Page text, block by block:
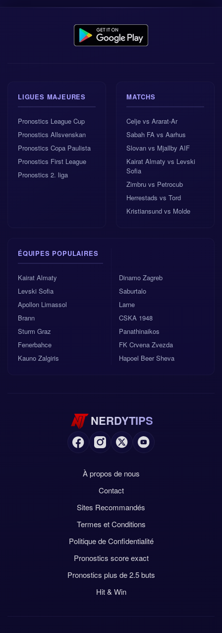
LIGUES MAJEURES
Pronostics League Cup
Pronostics Allsvenskan
Pronostics Copa Paulista
Pronostics First League
Pronostics 2. liga
MATCHS
Celje vs Ararat-Ar
Sabah FA vs Aarhus
Slovan vs Mjallby AIF
Kairat Almaty vs Levski
Sofia
Zimbru vs Petrocub
Herrestads vs Tord
Kristiansund vs Molde
ÉQUIPES POPULAIRES
Kairat Almaty
Levski Sofia
Apollon Limassol
Brann
Sturm Graz
Fenerbahce
Kauno Zalgiris
Dinamo Zagreb
Saburtalo
Larne
CSKA 1948
Panathinaikos
FK Crvena Zvezda
Hapoel Beer Sheva
NERDYTIPS
À propos de nous
Contact
Sites Recommandés
Termes et Conditions
Politique de Confidentialité
Pronostics score exact
Pronostics plus de 2.5 buts
Hit & Win